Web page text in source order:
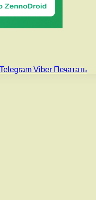
Telegram Viber Печатать